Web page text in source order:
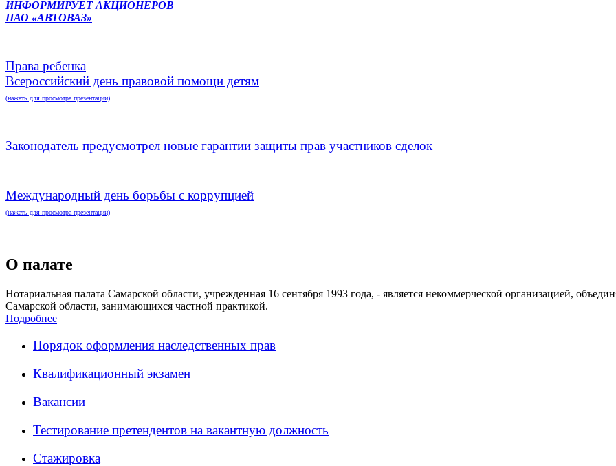
ИНФОРМИРУЕТ АКЦИОНЕРОВ
ПАО «АВТОВАЗ»
Права ребенка
Всероссийский день правовой помощи детям
(нажать для просмотра презентации)
Законодатель предусмотрел новые гарантии защиты прав участников сделок
Международный день борьбы с коррупцией
(нажать для просмотра презентации)
О палате
Нотариальная палата Самарской области, учрежденная 16 сентября 1993 года, - является некоммерческой организацией,
Самарской области, занимающихся частной практикой.
Подробнее
Порядок оформления наследственных прав
Квалификационный экзамен
Вакансии
Тестирование претендентов на вакантную должность
Стажировка